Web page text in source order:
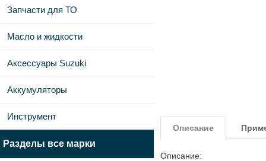
Описание
Описание:
Запчасти для ТО
Масло и жидкости
Аксессуары Suzuki
Аккумуляторы
Инструмент
Разделы все марки